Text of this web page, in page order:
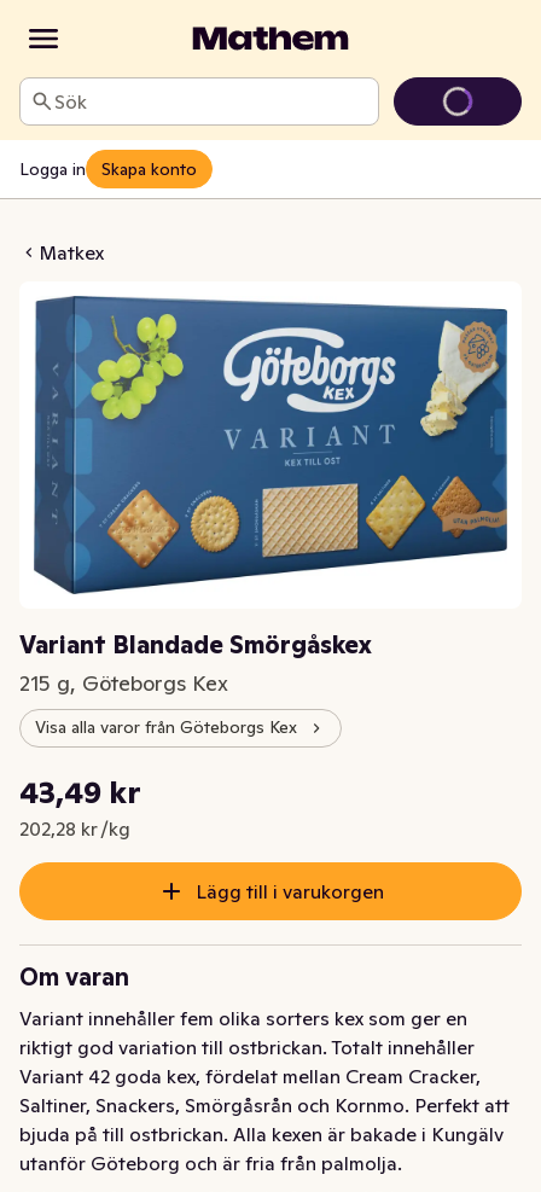
Sök
Logga in Skapa konto
Matkex
Smörgåskex
Variant Blandade Smörgåskex
215 g, Göteborgs Kex
Visa alla varor från Göteborgs Kex
Nuvarande pris är: 43,49 kr
43,49 kr
202,28 kr /kg
Styckpris: 202,28 kr /kg
Lägg till i varukorgen
Om varan
Variant innehåller fem olika sorters kex som ger en
riktigt god variation till ostbrickan. Totalt innehåller
Variant 42 goda kex, fördelat mellan Cream Cracker,
Saltiner, Snackers, Smörgåsrån och Kornmo. Perfekt att
bjuda på till ostbrickan. Alla kexen är bakade i Kungälv
utanför Göteborg och är fria från palmolja.